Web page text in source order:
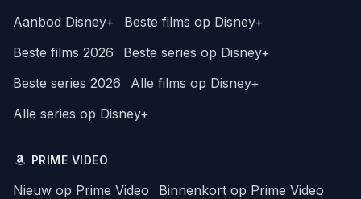
Aanbod Disney+
Beste films op Disney+
Beste films 2026
Beste series op Disney+
Beste series 2026
Alle films op Disney+
Alle series op Disney+
PRIME VIDEO
Nieuw op Prime Video
Binnenkort op Prime Video